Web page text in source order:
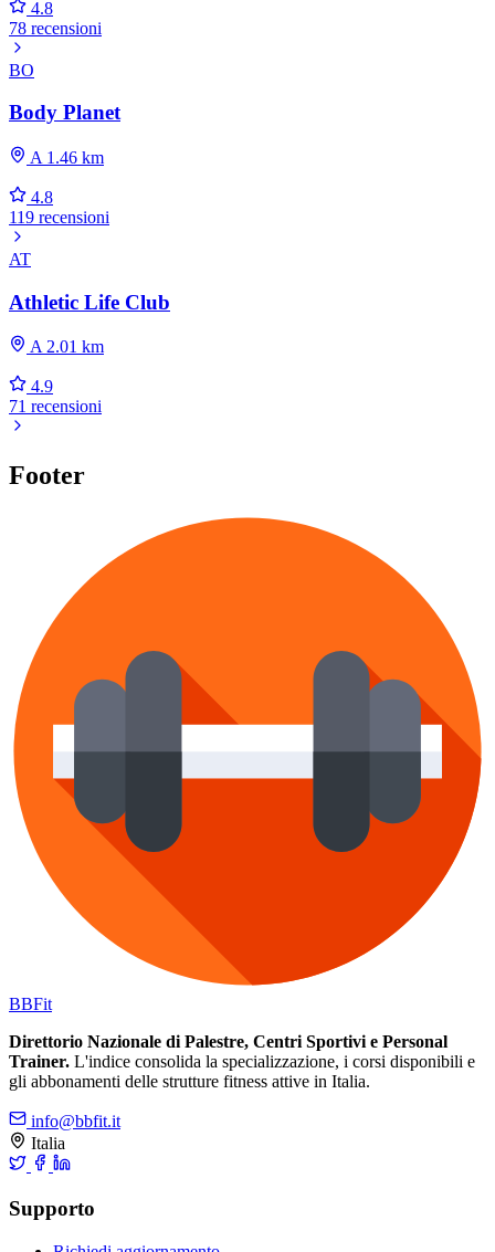
4.8
78 recensioni
BO
Body Planet
A 1.46 km
4.8
119 recensioni
AT
Athletic Life Club
A 2.01 km
4.9
71 recensioni
Footer
BBFit
Direttorio Nazionale di Palestre, Centri Sportivi e Personal
Trainer. L'indice consolida la specializzazione, i corsi disponibili e
gli abbonamenti delle strutture fitness attive in Italia.
info@bbfit.it
Italia
Supporto